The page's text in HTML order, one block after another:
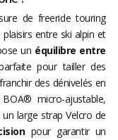
de freeride touring
plaisirs entre ski alpin et
un équilibre entre
pour tailler des
des dénivelés en
micro-ajustable,
large strap Velcro de
pour garantir un